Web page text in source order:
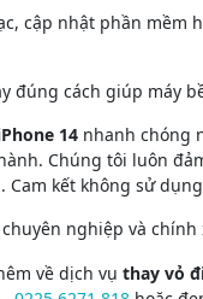
cập nhật phần mềm
đúng cách giúp máy
14 nhanh chóng
Chúng tôi luôn
Cam kết không sử
nghiệp và
về dịch vụ thay vỏ